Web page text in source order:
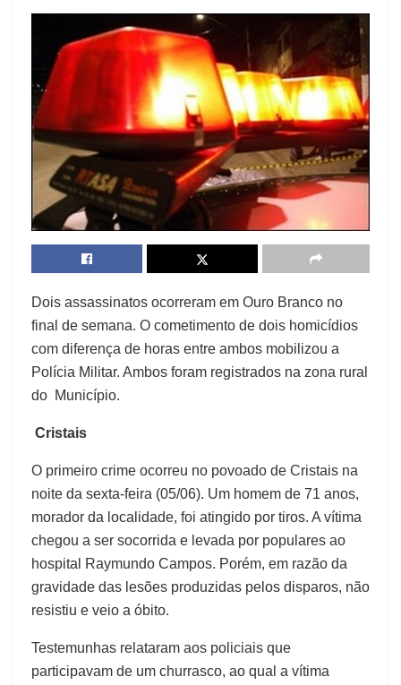
Dois assassinatos ocorreram em Ouro Branco no
final de semana. O cometimento de dois homicídios
com diferença de horas entre ambos mobilizou a
Polícia Militar. Ambos foram registrados na zona rural
do Município.
Cristais
O primeiro crime ocorreu no povoado de Cristais na
noite da sexta-feira (05/06). Um homem de 71 anos,
morador da localidade, foi atingido por tiros. A vítima
chegou a ser socorrida e levada por populares ao
hospital Raymundo Campos. Porém, em razão da
gravidade das lesões produzidas pelos disparos, não
resistiu e veio a óbito.
Testemunhas relataram aos policiais que
participavam de um churrasco, ao qual a vítima